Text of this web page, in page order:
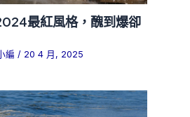
最紅風格，醜到爆卻
編/ 20 4 月, 2025